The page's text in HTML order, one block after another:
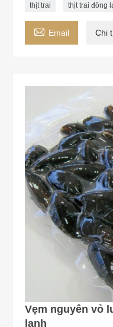
thịt trai thịt trai đông
 Email Chi
Vẹm nguyên vỏ
lạnh